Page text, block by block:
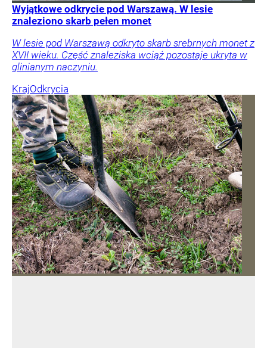
Wyjątkowe odkrycie pod Warszawą. W lesie
znaleziono skarb pełen monet
W lesie pod Warszawą odkryto skarb srebrnych monet z
XVII wieku. Część znaleziska wciąż pozostaje ukryta w
glinianym naczyniu.
KrajOdkrycia